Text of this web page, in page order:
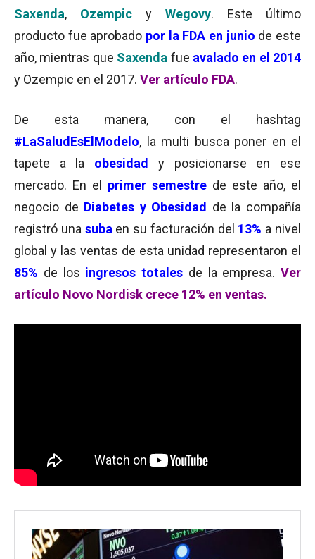
Saxenda, Ozempic y Wegovy. Este último
producto fue aprobado por la FDA en junio de este
año, mientras que Saxenda fue avalado en el 2014
y Ozempic en el 2017. Ver artículo FDA.
De esta manera, con el hashtag
#LaSaludEsElModelo, la multi busca poner en el
tapete a la obesidad y posicionarse en ese
mercado. En el
primer semestre de este año, el
negocio de Diabetes y Obesidad
de la compañía
registró una suba en su facturación del 13% a nivel
global y las ventas de esta unidad representaron el
85% de los ingresos totales de la empresa. Ver
artículo Novo Nordisk crece 12% en ventas.